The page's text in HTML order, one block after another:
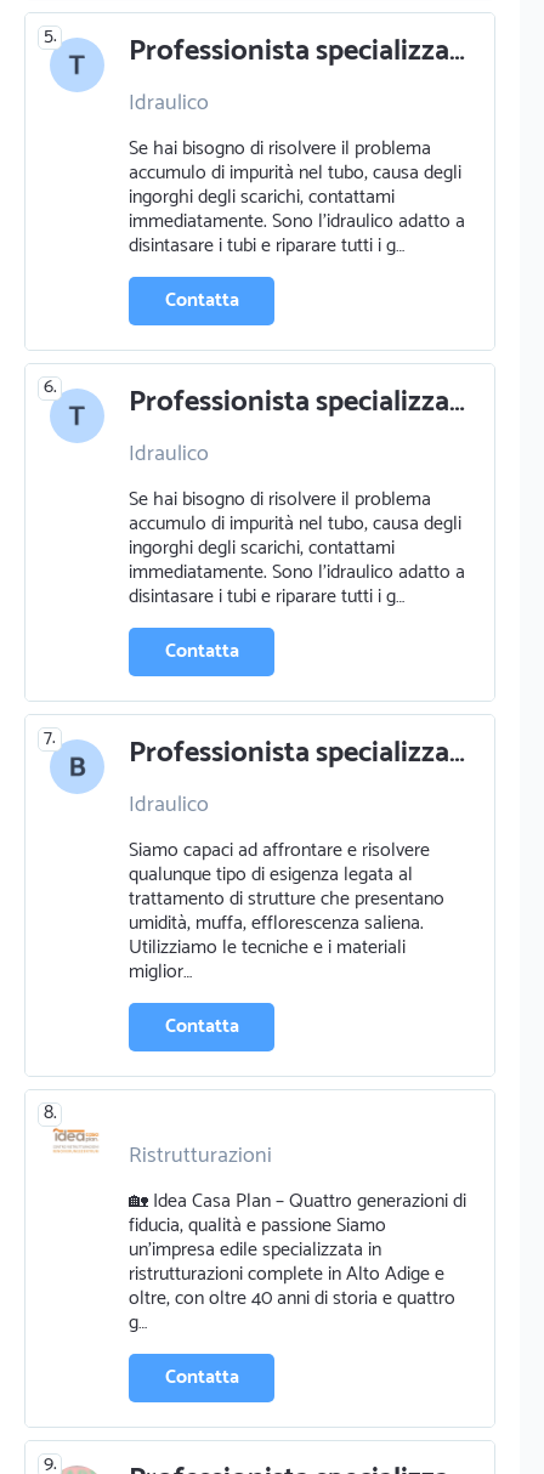
5. Professionista specializzato in idraulico a 38030 soraga
Idraulico
Se hai bisogno di risolvere il problema
accumulo di impurità nel tubo, causa degli
ingorghi degli scarichi, contattami
immediatamente. Sono l'idraulico adatto a
disintasare i tubi e riparare tutti i g…
Contatta
6. Professionista specializzato in idraulico a 38032 canazei / cianacei
Idraulico
Se hai bisogno di risolvere il problema
accumulo di impurità nel tubo, causa degli
ingorghi degli scarichi, contattami
immediatamente. Sono l'idraulico adatto a
disintasare i tubi e riparare tutti i g…
Contatta
7. Professionista specializzato in idraulico a 38031 campitello / ciampedel
Idraulico
Siamo capaci ad affrontare e risolvere
qualunque tipo di esigenza legata al
trattamento di strutture che presentano
umidità, muffa, efflorescenza saliena.
Utilizziamo le tecniche e i materiali
miglior…
Contatta
8.
Ristrutturazioni
🏡 Idea Casa Plan – Quattro generazioni di
fiducia, qualità e passione Siamo
un’impresa edile specializzata in
ristrutturazioni complete in Alto Adige e
oltre, con oltre 40 anni di storia e quattro
g…
Contatta
9.